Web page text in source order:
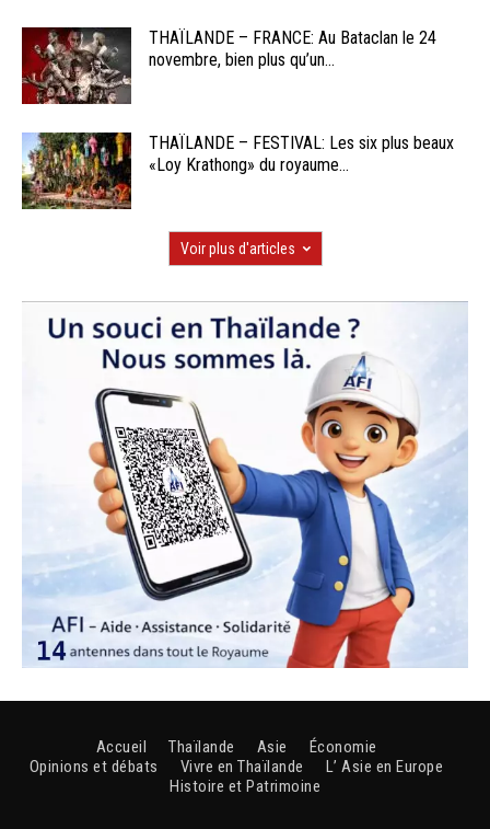
THAÏLANDE – FRANCE: Au Bataclan le 24
novembre, bien plus qu’un...
THAÏLANDE – FESTIVAL: Les six plus beaux
«Loy Krathong» du royaume...
Voir plus d'articles
Accueil Thaïlande Asie
Économie
Opinions et débats
Vivre en Thaïlande
L’ Asie en Europe
Histoire et Patrimoine